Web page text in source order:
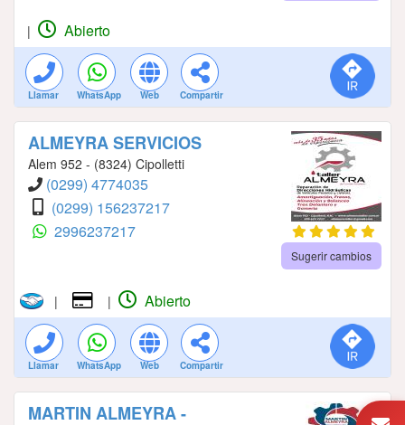
| Abierto
Llamar WhatsApp Web Compartir
ALMEYRA SERVICIOS
Alem 952 - (8324) Cipolletti
(0299) 4774035
(0299) 156237217
2996237217
Sugerir cambios
| | Abierto
Llamar WhatsApp Web Compartir
MARTIN ALMEYRA -